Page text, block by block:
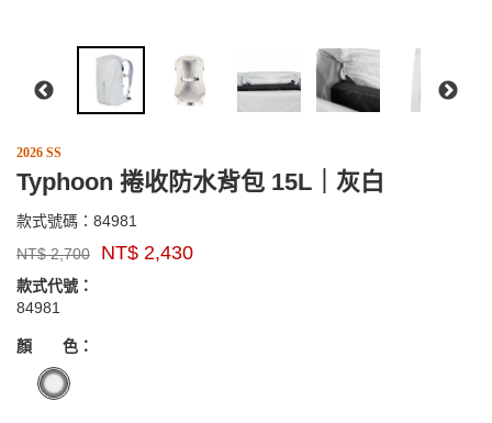
2026 SS
Typhoon 捲收防水背包 15L｜灰白
款式號碼： 84981
牌：
EXPED
NT$2,700 NT$ 2,430
款式代號：
84981
GOODS000000000000006122389
顏 色：